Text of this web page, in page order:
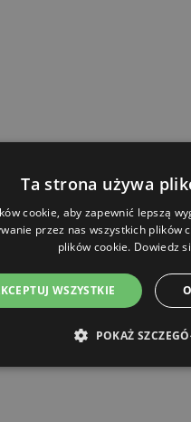
Ta strona używa
cookie, aby zapewnić lepszą
przez nas wszystkich plików
plików cookie. Dowiedz
WSZYSTKIE
POKAŻ